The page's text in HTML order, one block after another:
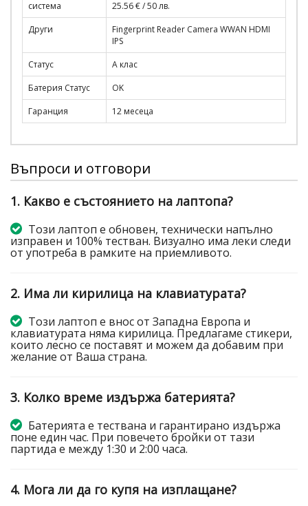
система
25.56 € / 50 лв.
Други
Fingerprint Reader Camera WWAN HDMI
IPS
Статус
A клас
Батерия Статус
OK
Гаранция
12 месеца
Въпроси и отговори
1. Какво е състоянието на лаптопа?
Този лаптоп е обновен, технически напълно
изправен и 100% тестван. Визуално има леки следи
от употреба в рамките на приемливото.
2. Има ли кирилица на клавиатурата?
Този лаптоп е внос от Западна Европа и
клавиатурата няма кирилица. Предлагаме стикери,
които лесно се поставят и можем да добавим при
желание от Ваша страна.
3. Колко време издържа батерията?
Батерията е тествана и гарантирано издържа
поне един час. При повечето бройки от тази
партида е между 1:30 и 2:00 часа.
4. Мога ли да го купя на изплащане?